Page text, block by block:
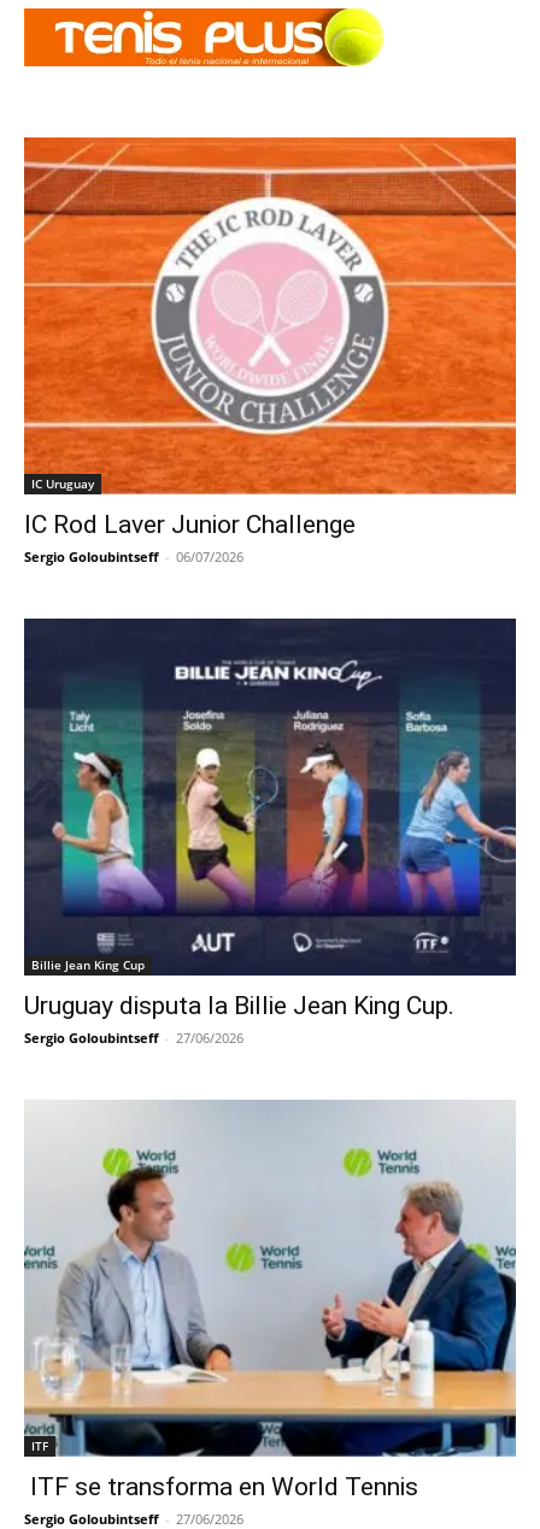
IC Uruguay
IC Rod Laver Junior Challenge
Sergio Goloubintseff - 06/07/2026
Billie Jean King Cup
Uruguay disputa la Billie Jean King Cup.
Sergio Goloubintseff - 27/06/2026
ITF
ITF se transforma en World Tennis
Sergio Goloubintseff - 27/06/2026